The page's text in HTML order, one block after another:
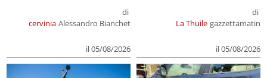
cervinia
di
Alessandro Bianchet
il 05/08/2026
La Thuile
di
gazzettamatin
il 05/08/2026